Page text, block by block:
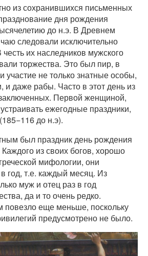
из сохранившихся письменных
дня рождения
до н.э. В Древнем
следовали исключительно
их наследников мужского
торжества. Это был пир, в
участие не только знатные особы,
и даже рабы. Часто в этот день из
Первой женщиной,
ежегодные праздники,
до н.э).
был праздник день рождения
из своих богов, хорошо
мифологии, они
год, т.е. каждый месяц. Из
муж и отец раз в год
да и то очень редко.
еще меньше, поскольку
предусмотрено не было.